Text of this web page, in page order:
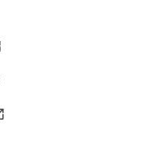
on new page
opens on new page
opens on new page
opens on new page
on new page